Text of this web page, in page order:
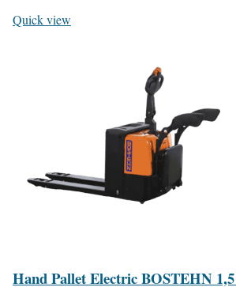
Quick view
Hand Pallet Electric BOSTEHN